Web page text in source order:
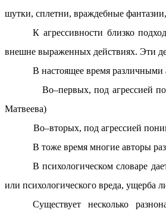
шутки, сплетни, враждебные
К агрессивности близко
внешне выраженных действиях. Эти
В настоящее время
Во–первых, под агрессией
Матвеева)
Во–вторых, под агрессией
В тоже время многие авторы
В психологическом словаре
или психологического вреда, ущерба
Существует несколько